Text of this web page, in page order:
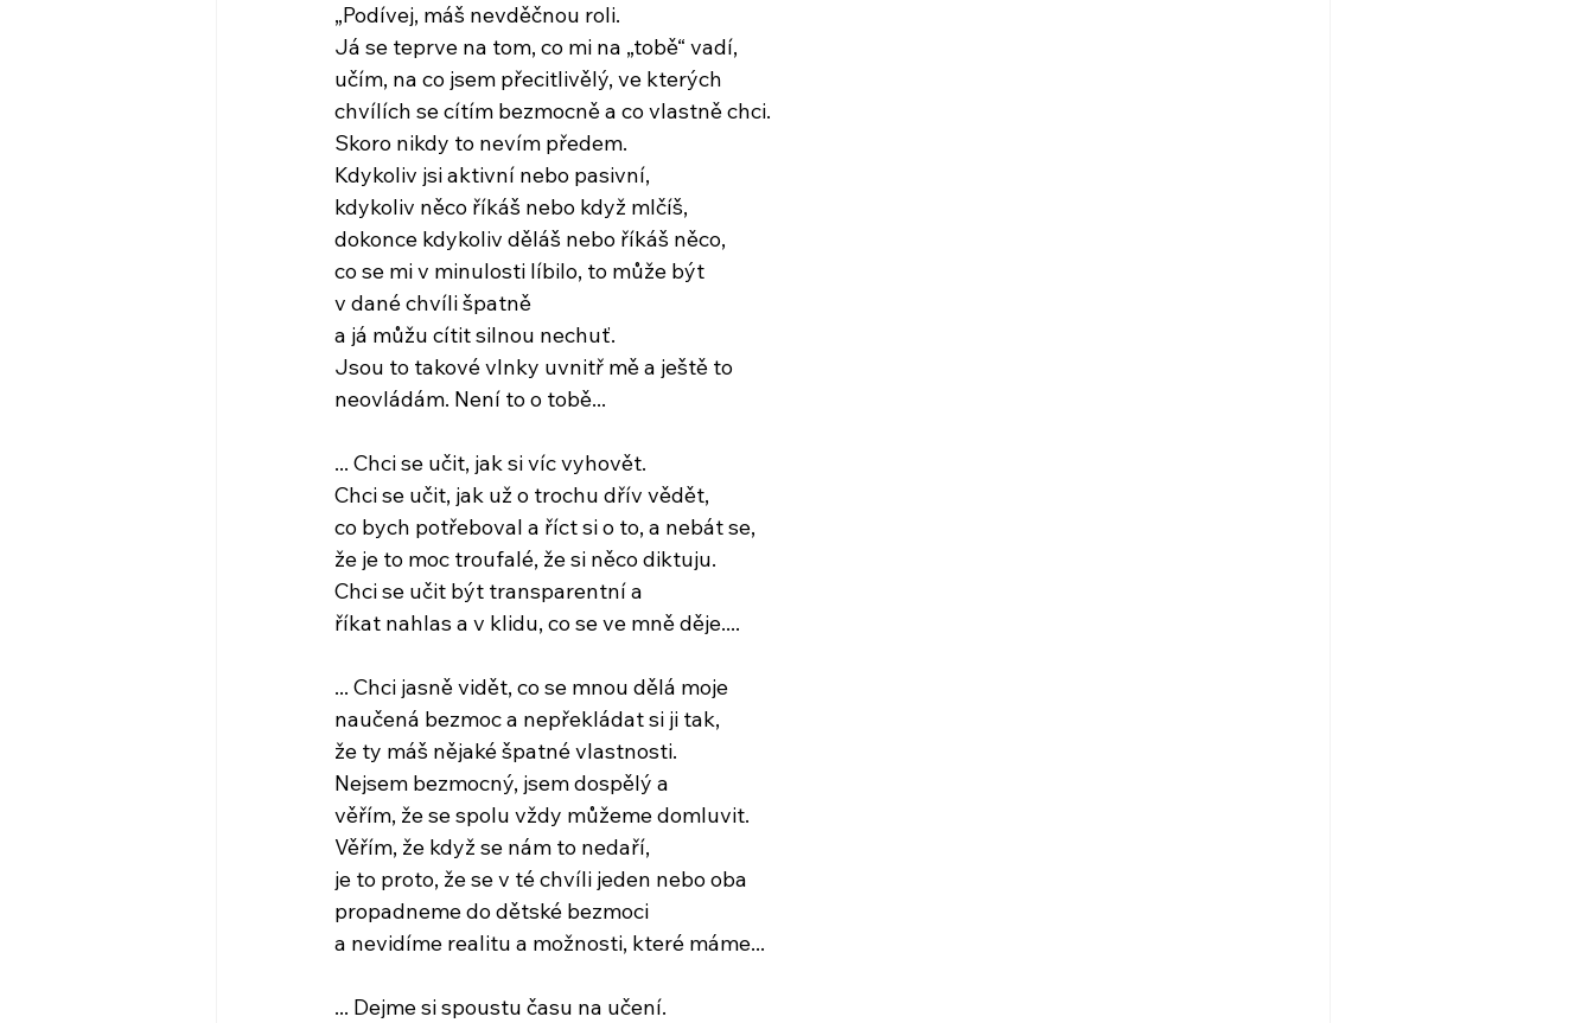
„Podívej, máš nevděčnou roli.
Já se teprve na tom, co mi na „tobě“ vadí,
učím, na co jsem přecitlivělý, ve kterých
chvílích se cítím bezmocně a co vlastně chci.
Skoro nikdy to nevím předem.
Kdykoliv jsi aktivní nebo pasivní,
kdykoliv něco říkáš nebo když mlčíš,
dokonce kdykoliv děláš nebo říkáš něco,
co se mi v minulosti líbilo, to může být
v dané chvíli špatně
a já můžu cítit silnou nechuť.
Jsou to takové vlnky uvnitř mě a ještě to
neovládám. Není to o tobě...
... Chci se učit, jak si víc vyhovět.
Chci se učit, jak už o trochu dřív vědět,
co bych potřeboval a říct si o to, a nebát se,
že je to moc troufalé, že si něco diktuju.
Chci se učit být transparentní a
říkat nahlas a v klidu, co se ve mně děje....
... Chci jasně vidět, co se mnou dělá moje
naučená bezmoc a nepřekládat si ji tak,
že ty máš nějaké špatné vlastnosti.
Nejsem bezmocný, jsem dospělý a
věřím, že se spolu vždy můžeme domluvit.
Věřím, že když se nám to nedaří,
je to proto, že se v té chvíli jeden nebo oba
propadneme do dětské bezmoci
a nevidíme realitu a možnosti, které máme...
... Dejme si spoustu času na učení.